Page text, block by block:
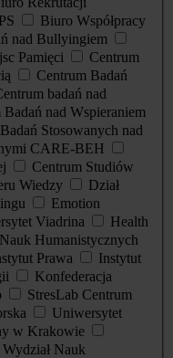
Biuro Współpracy
nad Bullyingiem
Pamięci
Centrum
Centrum Badań
badań nad
Badań nad Wspieraniem
Stosowanych nad
CARE-BEH
Centrum Studiów
Wiedzy
Dział
Emotion
Viadrina
Health
Humanistycznych
Prawa
Instytut
Konfederacja
StresLab Centrum
Uniwersytet
w Krakowie
Wydział Nauk